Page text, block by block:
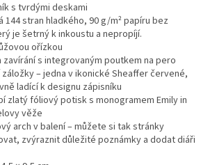
s tvrdými deskami
144 stran hladkého, 90 g/m² papíru bez
je šetrný k inkoustu a nepropíjí.
ořízkou
zavírání s integrovaným poutkem na pero
– jedna v ikonické Sheaffer červené,
ladící k designu zápisníku
zlatý fóliový potisk s monogramem Emily in
věže
arch v balení – můžete si tak stránky
zvýraznit důležité poznámky a dodat diáři